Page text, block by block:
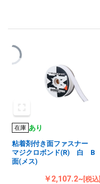
在庫 あり
粘着剤付き面ファスナー
マジクロボンド(R) 白 B
面(メス)
￥2,107.2~[税込]